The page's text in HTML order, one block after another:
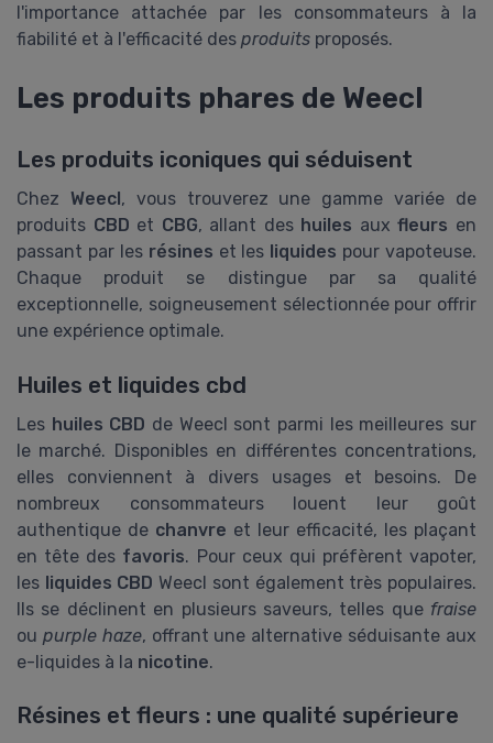
l'importance attachée par les consommateurs à la
fiabilité et à l'efficacité des produits proposés.
Les produits phares de Weecl
Les produits iconiques qui séduisent
Chez Weecl , vous trouverez une gamme variée de
produits CBD et CBG, allant des huiles auxfleurs en
passant par les résines et les liquides pour vapoteuse.
Chaque produit se distingue par sa qualité
exceptionnelle, soigneusement sélectionnée pour offrir
une expérience optimale.
Huiles et liquides cbd
Les huiles CBD de Weecl sont parmi les meilleures sur
le marché. Disponibles en différentes concentrations,
elles conviennent à divers usages et besoins. De
nombreux consommateurs louent leur goût
authentique de chanvre et leur efficacité, les plaçant
en tête des favoris. Pour ceux qui préfèrent vapoter,
les liquides CBD Weecl sont également très populaires.
Ils se déclinent en plusieurs saveurs, telles que fraise
ou purple haze, offrant une alternative séduisante aux
e-liquides à la nicotine.
Résines et fleurs : une qualité supérieure